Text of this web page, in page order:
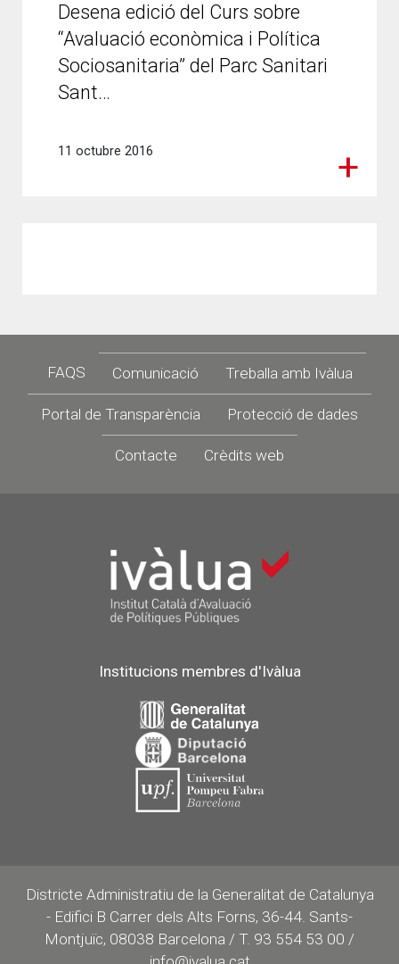
Desena edició del Curs sobre
“Avaluació econòmica i Política
Sociosanitaria” del Parc Sanitari
Sant…
11 octubre 2016
Footer
FAQS Comunicació Treballa amb Ivàlua
Portal de Transparència Protecció de dades
Contacte Crèdits web
Institucions membres d'Ivàlua
Districte Administratiu de la Generalitat de Catalunya
- Edifici B Carrer dels Alts Forns, 36-44. Sants-
Montjuïc, 08038 Barcelona / T. 93 554 53 00 /